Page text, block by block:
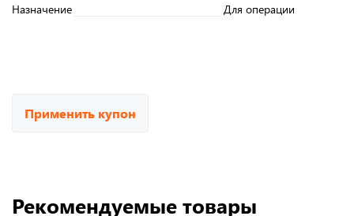
Назначение
Для операции
Применить купон
Рекомендуемые товары